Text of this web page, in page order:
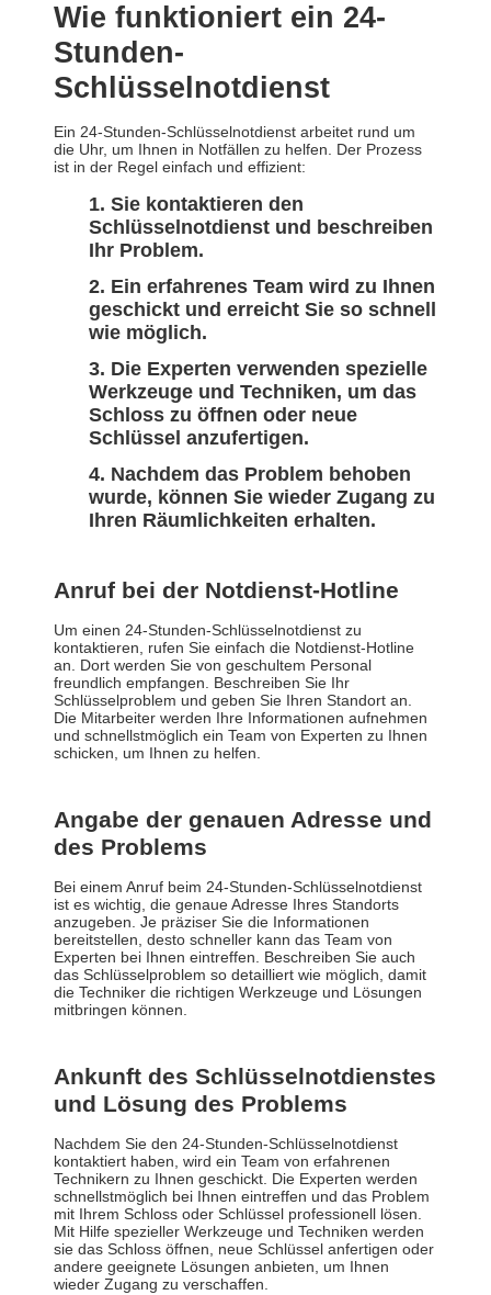
Wie funktioniert ein 24-
Stunden-
Schlüsselnotdienst
Ein 24-Stunden-Schlüsselnotdienst arbeitet rund um
die Uhr, um Ihnen in Notfällen zu helfen. Der Prozess
ist in der Regel einfach und effizient:
Sie kontaktieren den
Schlüsselnotdienst und beschreiben
Ihr Problem.
Ein erfahrenes Team wird zu Ihnen
geschickt und erreicht Sie so schnell
wie möglich.
Die Experten verwenden spezielle
Werkzeuge und Techniken, um das
Schloss zu öffnen oder neue
Schlüssel anzufertigen.
Nachdem das Problem behoben
wurde, können Sie wieder Zugang zu
Ihren Räumlichkeiten erhalten.
Anruf bei der Notdienst-Hotline
Um einen 24-Stunden-Schlüsselnotdienst zu
kontaktieren, rufen Sie einfach die Notdienst-Hotline
an. Dort werden Sie von geschultem Personal
freundlich empfangen. Beschreiben Sie Ihr
Schlüsselproblem und geben Sie Ihren Standort an.
Die Mitarbeiter werden Ihre Informationen aufnehmen
und schnellstmöglich ein Team von Experten zu Ihnen
schicken, um Ihnen zu helfen.
Angabe der genauen Adresse und
des Problems
Bei einem Anruf beim 24-Stunden-Schlüsselnotdienst
ist es wichtig, die genaue Adresse Ihres Standorts
anzugeben. Je präziser Sie die Informationen
bereitstellen, desto schneller kann das Team von
Experten bei Ihnen eintreffen. Beschreiben Sie auch
das Schlüsselproblem so detailliert wie möglich, damit
die Techniker die richtigen Werkzeuge und Lösungen
mitbringen können.
Ankunft des Schlüsselnotdienstes
und Lösung des Problems
Nachdem Sie den 24-Stunden-Schlüsselnotdienst
kontaktiert haben, wird ein Team von erfahrenen
Technikern zu Ihnen geschickt. Die Experten werden
schnellstmöglich bei Ihnen eintreffen und das Problem
mit Ihrem Schloss oder Schlüssel professionell lösen.
Mit Hilfe spezieller Werkzeuge und Techniken werden
sie das Schloss öffnen, neue Schlüssel anfertigen oder
andere geeignete Lösungen anbieten, um Ihnen
wieder Zugang zu verschaffen.